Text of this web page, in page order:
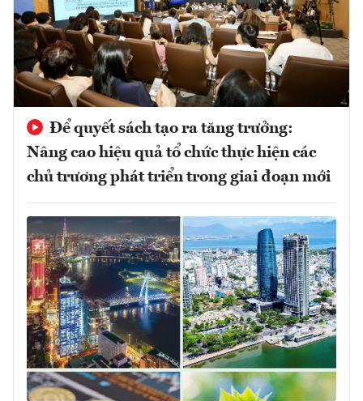
Để quyết sách tạo ra tăng trưởng:
Nâng cao hiệu quả tổ chức thực hiện các
chủ trương phát triển trong giai đoạn mới